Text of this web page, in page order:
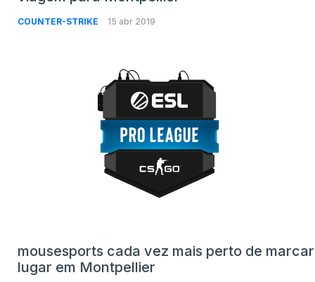
COUNTER-STRIKE 15 abr 2019
mousesports cada vez mais perto de marcar
lugar em Montpellier